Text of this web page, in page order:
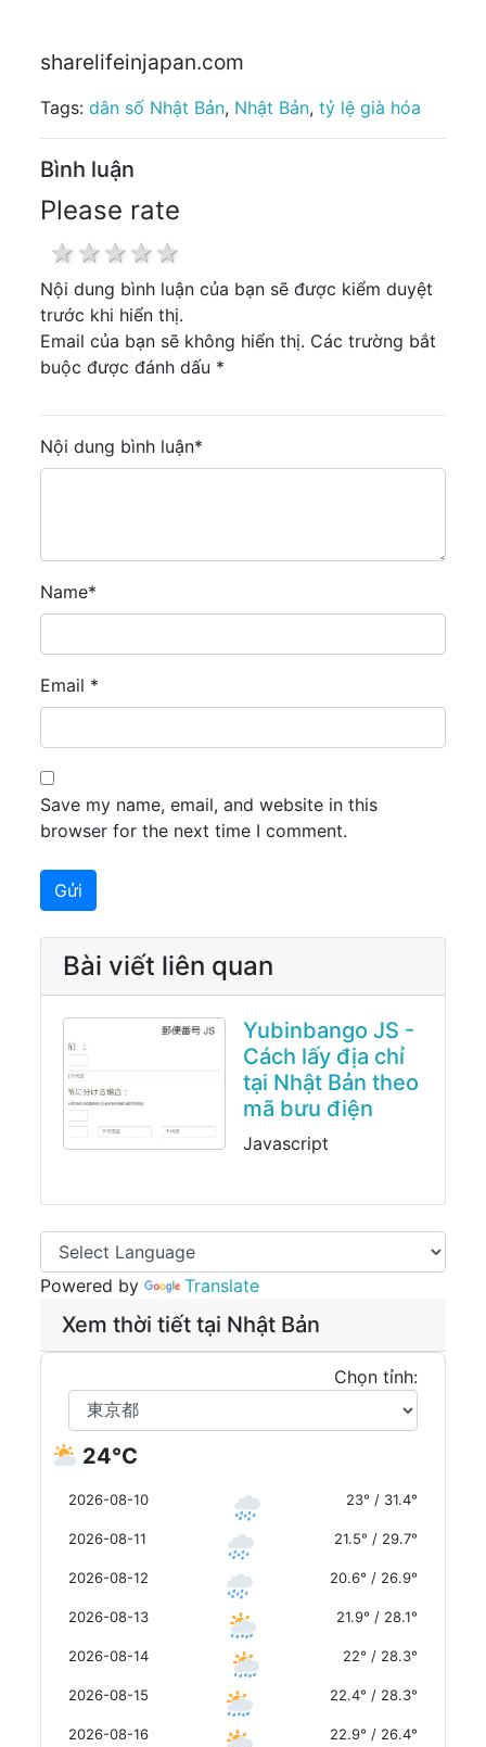
sharelifeinjapan.com
Tags:dân số Nhật Bản, Nhật Bản,tỷ lệ già hóa
Bình luận
Please rate
4 stars
3 stars
2 stars
1 star
Nội dung bình luận của bạn sẽ được kiểm duyệt
trước khi hiển thị.
Email của bạn sẽ không hiển thị. Các trường bắt
buộc được đánh dấu *
Nội dung bình luận*
Name*
Email *
Save my name, email, and website in this
browser for the next time I comment.
Bài viết liên quan
Yubinbango JS -
Cách lấy địa chỉ
tại Nhật Bản theo
mã bưu điện
Javascript
Powered by Translate
Xem thời tiết tại Nhật Bản
Chọn tỉnh:
24°C
2026-08-10 23° / 31.4°
2026-08-11 21.5° / 29.7°
2026-08-12 20.6° / 26.9°
2026-08-13 21.9° / 28.1°
2026-08-14 22° / 28.3°
2026-08-15 22.4° / 28.3°
2026-08-16 22.9° / 26.4°